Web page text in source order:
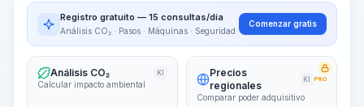
Registro gratuito — 15 consultas/día
Análisis CO₂ · Pasos · Máquinas · Seguridad
Comenzar gratis
Análisis CO₂ KI
Calcular impacto ambiental
Precios
regionales
KI PRO
Comparar poder adquisitivo